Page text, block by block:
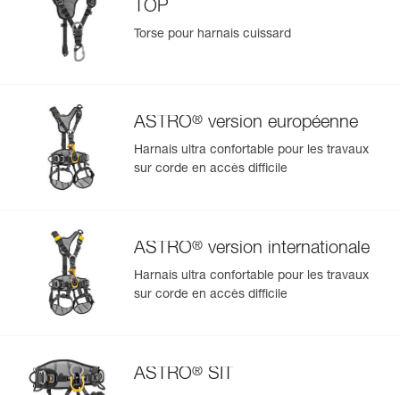
TOP
Torse pour harnais cuissard
ASTRO® version européenne
Harnais ultra confortable pour les travaux
sur corde en accès difficile
ASTRO® version internationale
Harnais ultra confortable pour les travaux
sur corde en accès difficile
ASTRO® SIT